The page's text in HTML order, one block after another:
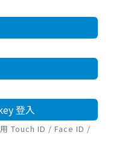
登入
Touch ID / Face ID /